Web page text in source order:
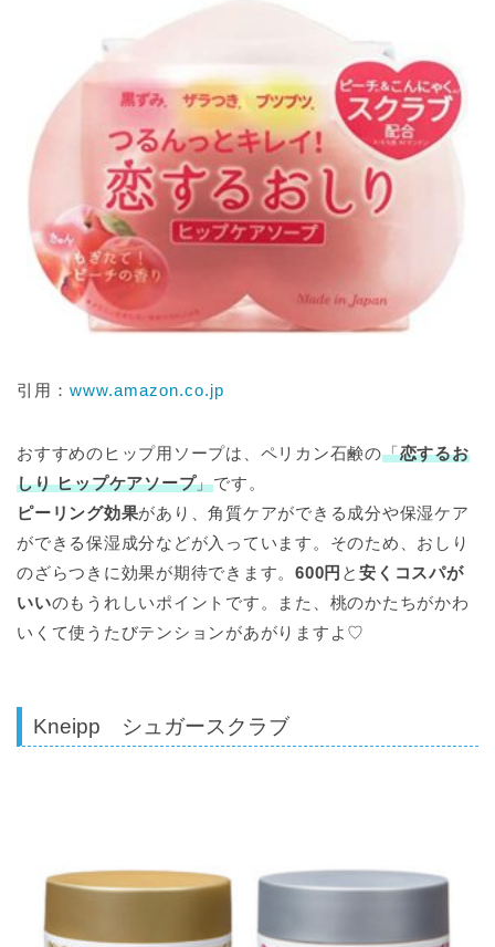
引用： www.amazon.co.jp
おすすめのヒップ用ソープは、ペリカン石鹸の「恋するお
しり ヒップケアソープ」です。
ピーリング効果があり、角質ケアができる成分や保湿ケア
ができる保湿成分などが入っています。そのため、おしり
のざらつきに効果が期待できます。600円 と 安くコスパが
いいのもうれしいポイントです。また、桃のかたちがかわ
いくて使うたびテンションがあがりますよ♡
Kneipp シュガースクラブ